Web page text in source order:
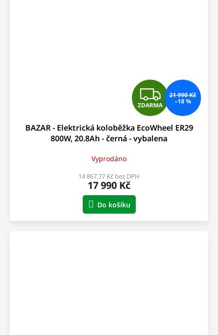
Z
D
A
ZDARMA
21 990 Kč
–18 %
BAZAR - Elektrická koloběžka EcoWheel ER29
800W, 20.8Ah - černá - vybalena
Vyprodáno
14 867,77 Kč bez DPH
17 990 Kč
Do košíku